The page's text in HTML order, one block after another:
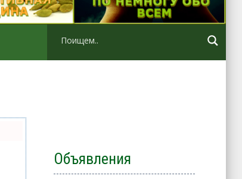
Объявления